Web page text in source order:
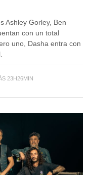
Ashley Gorley, Ben
con un total
uno, Dasha entra con
23H26MIN